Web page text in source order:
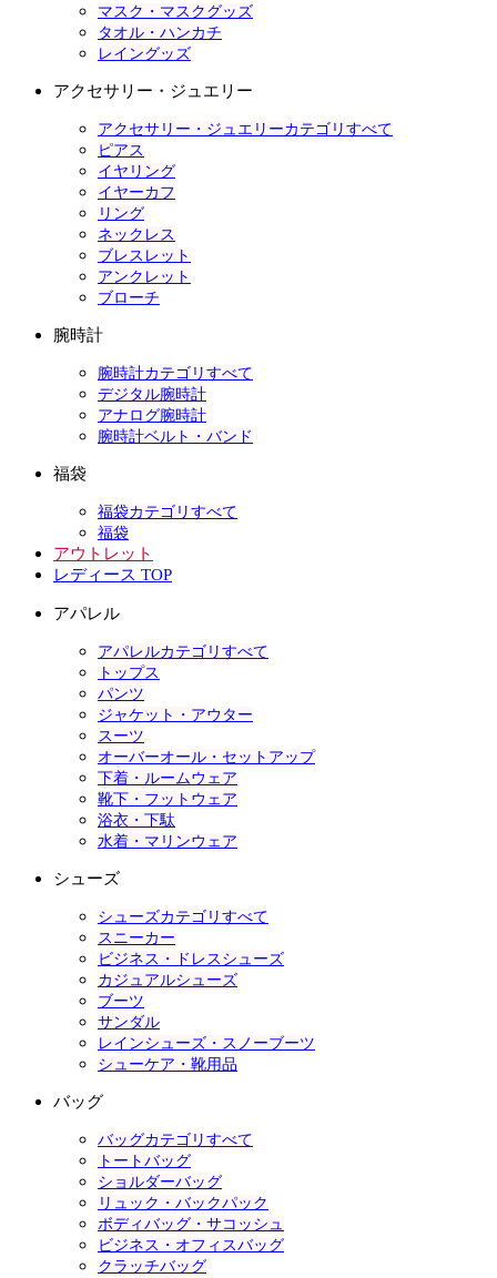
マスク・マスクグッズ
タオル・ハンカチ
レイングッズ
アクセサリー・ジュエリー
アクセサリー・ジュエリーカテゴリすべて
ピアス
イヤリング
イヤーカフ
リング
ネックレス
ブレスレット
アンクレット
ブローチ
腕時計
腕時計カテゴリすべて
デジタル腕時計
アナログ腕時計
腕時計ベルト・バンド
福袋
福袋カテゴリすべて
福袋
アウトレット
レディース TOP
アパレル
アパレルカテゴリすべて
トップス
パンツ
ジャケット・アウター
スーツ
オーバーオール・セットアップ
下着・ルームウェア
靴下・フットウェア
浴衣・下駄
水着・マリンウェア
シューズ
シューズカテゴリすべて
スニーカー
ビジネス・ドレスシューズ
カジュアルシューズ
ブーツ
サンダル
レインシューズ・スノーブーツ
シューケア・靴用品
バッグ
バッグカテゴリすべて
トートバッグ
ショルダーバッグ
リュック・バックパック
ボディバッグ・サコッシュ
ビジネス・オフィスバッグ
クラッチバッグ